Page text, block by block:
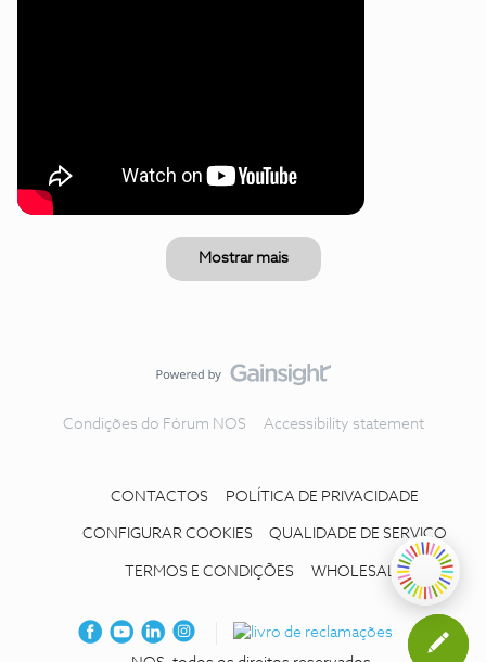
Mostrar mais
Condições do Fórum NOS Accessibility statement
CONTACTOS POLÍTICA DE PRIVACIDADE
CONFIGURAR COOKIES QUALIDADE DE SERVIÇO
TERMOS E CONDIÇÕES WHOLESALE